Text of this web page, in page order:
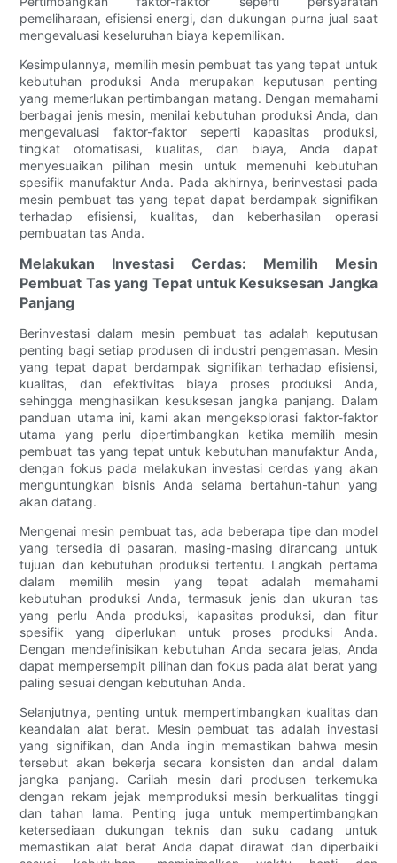
pemeliharaan, efisiensi energi, dan dukungan purna jual saat
mengevaluasi keseluruhan biaya kepemilikan.
Kesimpulannya, memilih mesin pembuat tas yang tepat untuk
kebutuhan produksi Anda merupakan keputusan penting
yang memerlukan pertimbangan matang. Dengan memahami
berbagai jenis mesin, menilai kebutuhan produksi Anda, dan
mengevaluasi faktor-faktor seperti kapasitas produksi,
tingkat otomatisasi, kualitas, dan biaya, Anda dapat
menyesuaikan pilihan mesin untuk memenuhi kebutuhan
spesifik manufaktur Anda. Pada akhirnya, berinvestasi pada
mesin pembuat tas yang tepat dapat berdampak signifikan
terhadap efisiensi, kualitas, dan keberhasilan operasi
pembuatan tas Anda.
Melakukan Investasi Cerdas: Memilih Mesin
Pembuat Tas yang Tepat untuk Kesuksesan Jangka
Panjang
Berinvestasi dalam mesin pembuat tas adalah keputusan
penting bagi setiap produsen di industri pengemasan. Mesin
yang tepat dapat berdampak signifikan terhadap efisiensi,
kualitas, dan efektivitas biaya proses produksi Anda,
sehingga menghasilkan kesuksesan jangka panjang. Dalam
panduan utama ini, kami akan mengeksplorasi faktor-faktor
utama yang perlu dipertimbangkan ketika memilih mesin
pembuat tas yang tepat untuk kebutuhan manufaktur Anda,
dengan fokus pada melakukan investasi cerdas yang akan
menguntungkan bisnis Anda selama bertahun-tahun yang
akan datang.
Mengenai mesin pembuat tas, ada beberapa tipe dan model
yang tersedia di pasaran, masing-masing dirancang untuk
tujuan dan kebutuhan produksi tertentu. Langkah pertama
dalam memilih mesin yang tepat adalah memahami
kebutuhan produksi Anda, termasuk jenis dan ukuran tas
yang perlu Anda produksi, kapasitas produksi, dan fitur
spesifik yang diperlukan untuk proses produksi Anda.
Dengan mendefinisikan kebutuhan Anda secara jelas, Anda
dapat mempersempit pilihan dan fokus pada alat berat yang
paling sesuai dengan kebutuhan Anda.
Selanjutnya, penting untuk mempertimbangkan kualitas dan
keandalan alat berat. Mesin pembuat tas adalah investasi
yang signifikan, dan Anda ingin memastikan bahwa mesin
tersebut akan bekerja secara konsisten dan andal dalam
jangka panjang. Carilah mesin dari produsen terkemuka
dengan rekam jejak memproduksi mesin berkualitas tinggi
dan tahan lama. Penting juga untuk mempertimbangkan
ketersediaan dukungan teknis dan suku cadang untuk
memastikan alat berat Anda dapat dirawat dan diperbaiki